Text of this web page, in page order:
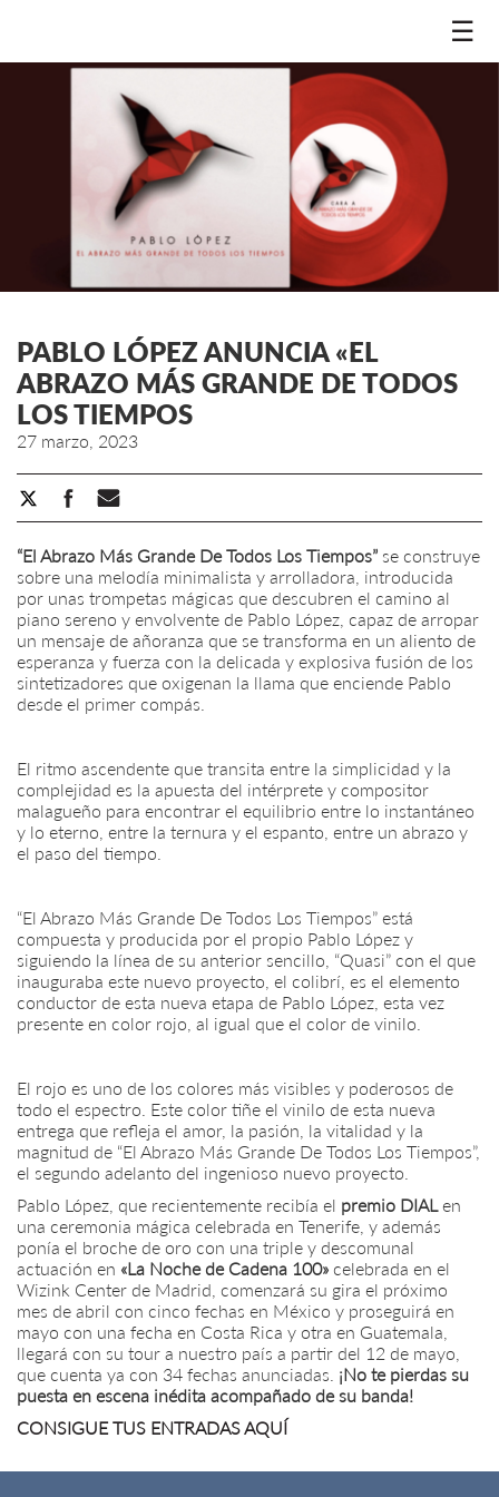
☰
PABLO LÓPEZ ANUNCIA «EL
ABRAZO MÁS GRANDE DE TODOS
LOS TIEMPOS
27 marzo, 2023
“El Abrazo Más Grande De Todos Los Tiempos” se construye
sobre una melodía minimalista y arrolladora, introducida
por unas trompetas mágicas que descubren el camino al
piano sereno y envolvente de Pablo López, capaz de arropar
un mensaje de añoranza que se transforma en un aliento de
esperanza y fuerza con la delicada y explosiva fusión de los
sintetizadores que oxigenan la llama que enciende Pablo
desde el primer compás.
El ritmo ascendente que transita entre la simplicidad y la
complejidad es la apuesta del intérprete y compositor
malagueño para encontrar el equilibrio entre lo instantáneo
y lo eterno, entre la ternura y el espanto, entre un abrazo y
el paso del tiempo.
“El Abrazo Más Grande De Todos Los Tiempos” está
compuesta y producida por el propio Pablo López y
siguiendo la línea de su anterior sencillo, “Quasi” con el que
inauguraba este nuevo proyecto, el colibrí, es el elemento
conductor de esta nueva etapa de Pablo López, esta vez
presente en color rojo, al igual que el color de vinilo.
El rojo es uno de los colores más visibles y poderosos de
todo el espectro. Este color tiñe el vinilo de esta nueva
entrega que refleja el amor, la pasión, la vitalidad y la
magnitud de “El Abrazo Más Grande De Todos Los Tiempos”,
el segundo adelanto del ingenioso nuevo proyecto.
Pablo López, que recientemente recibía el premio DIAL en
una ceremonia mágica celebrada en Tenerife, y además
ponía el broche de oro con una triple y descomunal
actuación en «La Noche de Cadena 100» celebrada en el
Wizink Center de Madrid, comenzará su gira el próximo
mes de abril con cinco fechas en México y proseguirá en
mayo con una fecha en Costa Rica y otra en Guatemala,
llegará con su tour a nuestro país a partir del 12 de mayo,
que cuenta ya con 34 fechas anunciadas. ¡No te pierdas su
puesta en escena inédita acompañado de su banda!
CONSIGUE TUS ENTRADAS AQUÍ